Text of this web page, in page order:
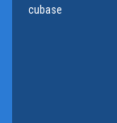
cubase